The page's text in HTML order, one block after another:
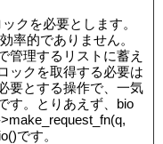
クを必要とします。
率的でありません。
管理するリストに蓄え
ックを取得する必要は
要とする操作で、一気
す。とりあえず、bio
です。